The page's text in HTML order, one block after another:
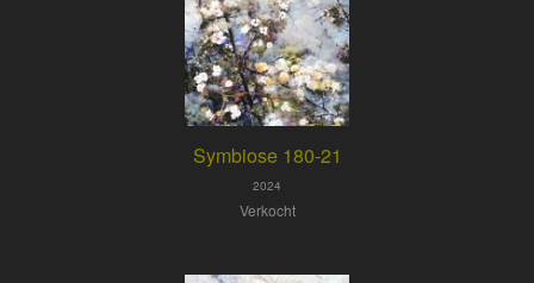
Symbiose 180-21
2024
Verkocht